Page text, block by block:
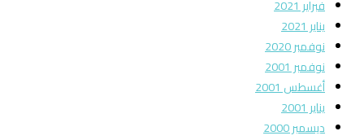
فبراير 2021
يناير 2021
نوفمبر 2020
نوفمبر 2001
أغسطس 2001
يناير 2001
ديسمبر 2000